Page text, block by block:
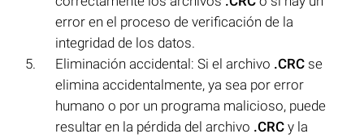
error en el proceso de verificación de la
integridad de los datos.
Eliminación accidental: Si el archivo .CRC se
elimina accidentalmente, ya sea por error
humano o por un programa malicioso, puede
resultar en la pérdida del archivo .CRC y la